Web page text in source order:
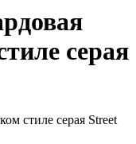
серая
стиле серая Street